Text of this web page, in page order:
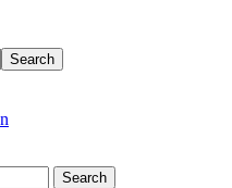
Search
Search